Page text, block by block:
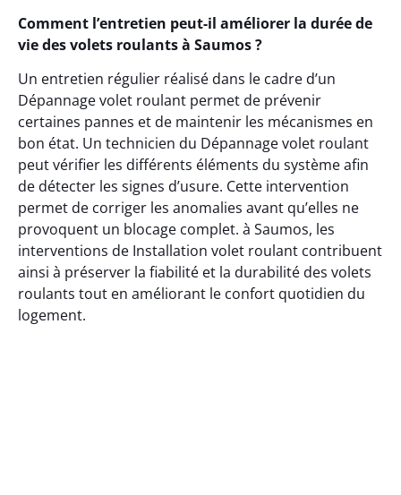
Comment l’entretien peut-il améliorer la durée de
vie des volets roulants à Saumos ?
Un entretien régulier réalisé dans le cadre d’un
Dépannage volet roulant permet de prévenir
certaines pannes et de maintenir les mécanismes en
bon état. Un technicien du Dépannage volet roulant
peut vérifier les différents éléments du système afin
de détecter les signes d’usure. Cette intervention
permet de corriger les anomalies avant qu’elles ne
provoquent un blocage complet. à Saumos, les
interventions de Installation volet roulant contribuent
ainsi à préserver la fiabilité et la durabilité des volets
roulants tout en améliorant le confort quotidien du
logement.